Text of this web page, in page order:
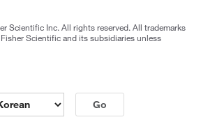
Scientific Inc. All rights reserved. All trademarks
Scientific and its subsidiaries unless
Go